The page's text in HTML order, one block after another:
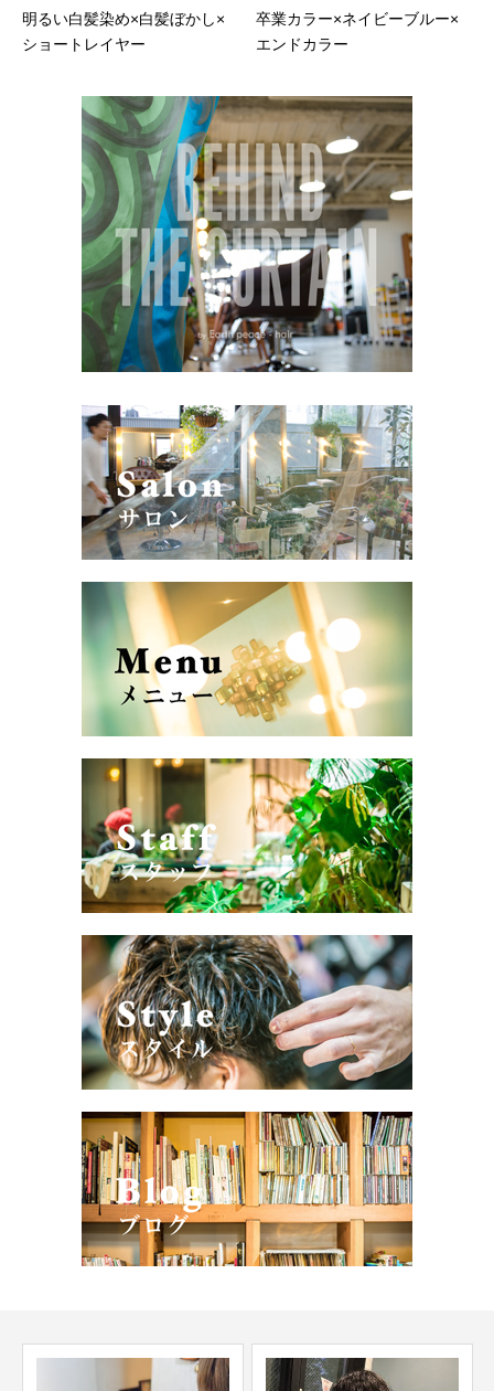
明るい白髪染め×白髪ぼかし×
ショートレイヤー
卒業カラー×ネイビーブルー×
エンドカラー